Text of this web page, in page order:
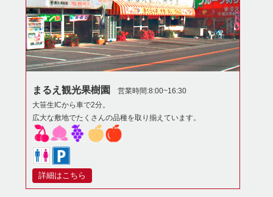
まるえ観光果樹園
営業時間:8:00~16:30
大笹生ICから車で2分。
広大な敷地でたくさんの品種を取り揃えています。
詳細はこちら